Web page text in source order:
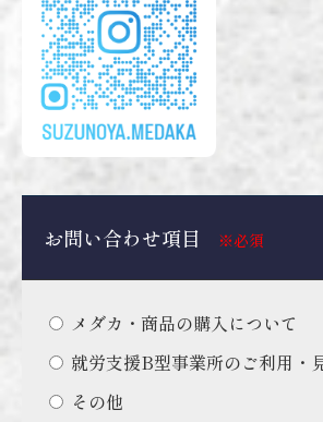
お問い合わせ項目 ※必須
メダカ・商品の購入について
就労支援B型事業所のご利用・
その他